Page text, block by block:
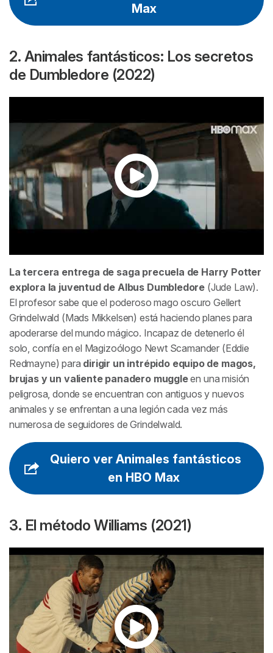
Max
2. Animales fantásticos: Los secretos
de Dumbledore (2022)
La tercera entrega de saga precuela de Harry Potter
explora la juventud de Albus Dumbledore (Jude Law).
El profesor sabe que el poderoso mago oscuro Gellert
Grindelwald (Mads Mikkelsen) está haciendo planes para
apoderarse del mundo mágico. Incapaz de detenerlo él
solo, confía en el Magizoólogo Newt Scamander (Eddie
Redmayne) para dirigir un intrépido equipo de magos,
brujas y un valiente panadero muggleen una misión
peligrosa, donde se encuentran con antiguos y nuevos
animales y se enfrentan a una legión cada vez más
numerosa de seguidores de Grindelwald.
Quiero ver Animales fantásticos
en HBO Max
3. El método Williams (2021)